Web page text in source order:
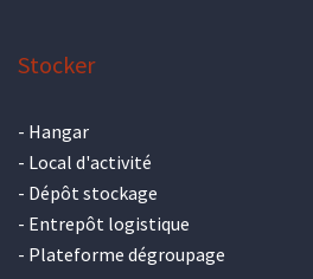
Stocker
- Hangar
- Local d'activité
- Dépôt stockage
- Entrepôt logistique
- Plateforme dégroupage